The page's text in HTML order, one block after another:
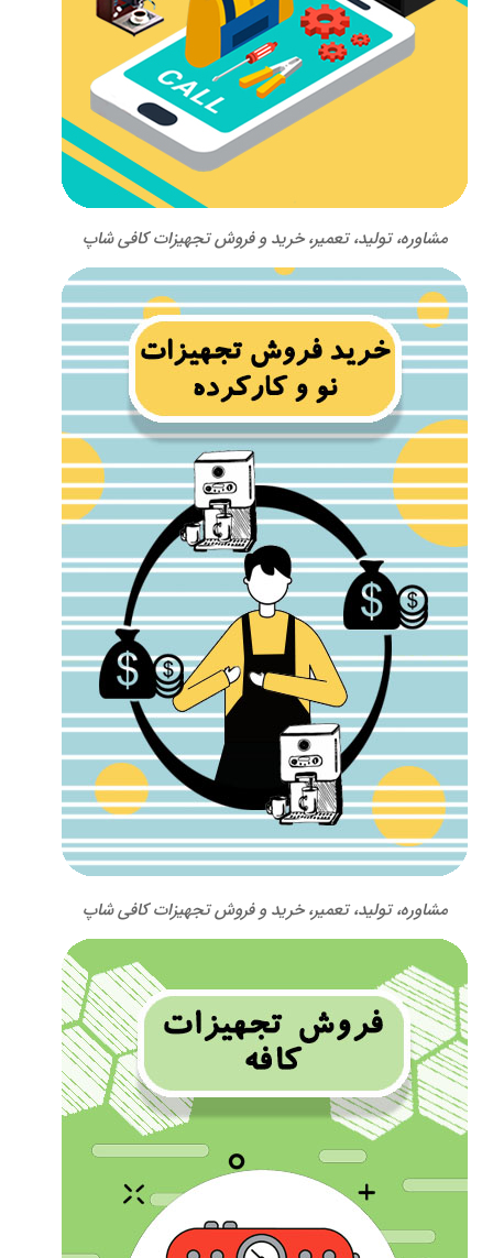
مشاوره، تولید، تعمیر، خرید و فروش تجهیزات کافی شاپ
مشاوره، تولید، تعمیر، خرید و فروش تجهیزات کافی شاپ